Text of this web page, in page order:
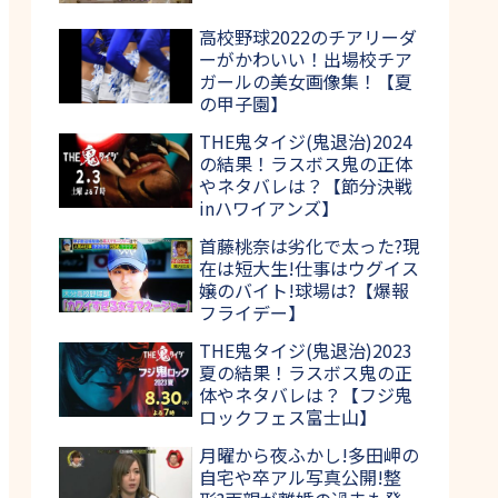
高校野球2022のチアリーダ
ーがかわいい！出場校チア
ガールの美女画像集！【夏
の甲子園】
THE鬼タイジ(鬼退治)2024
の結果！ラスボス鬼の正体
やネタバレは？【節分決戦
inハワイアンズ】
首藤桃奈は劣化で太った?現
在は短大生!仕事はウグイス
嬢のバイト!球場は?【爆報
フライデー】
THE鬼タイジ(鬼退治)2023
夏の結果！ラスボス鬼の正
体やネタバレは？【フジ鬼
ロックフェス富士山】
月曜から夜ふかし!多田岬の
自宅や卒アル写真公開!整